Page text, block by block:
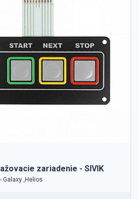
zariadenie - SIVIK
Galaxy ,Helios